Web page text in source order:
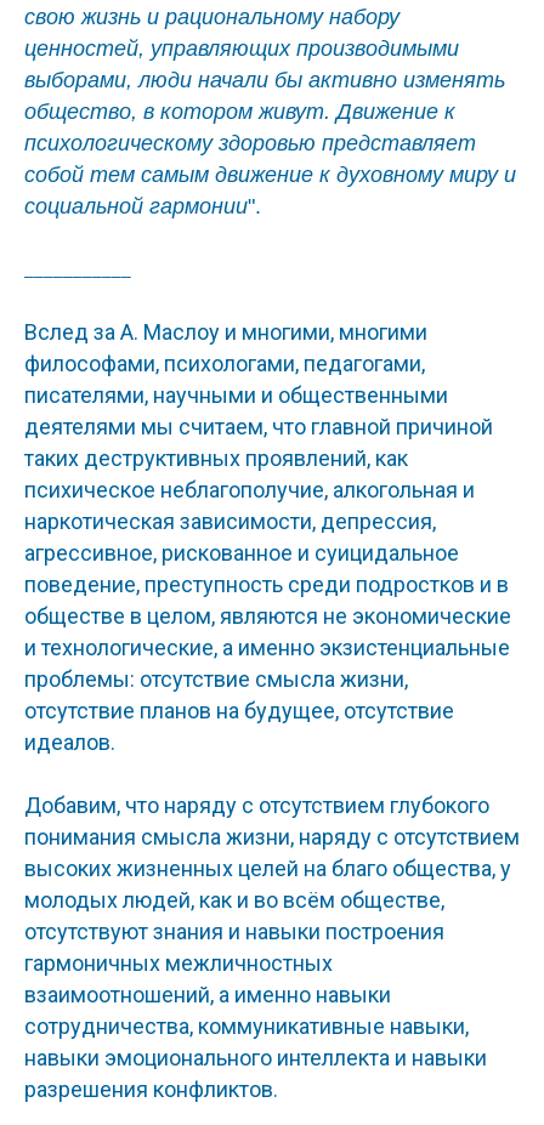
свою жизнь и рациональному набору
ценностей, управляющих производимыми
выборами, люди начали бы активно изменять
общество, в котором живут. Движение к
психологическому здоровью представляет
собой тем самым движение к духовному миру и
социальной гармонии".
Вслед за А. Маслоу и многими, многими
философами, психологами, педагогами,
писателями, научными и общественными
деятелями мы считаем, что главной причиной
таких деструктивных проявлений, как
психическое неблагополучие, алкогольная и
наркотическая зависимости, депрессия,
агрессивное, рискованное и суицидальное
поведение, преступность среди подростков и в
обществе в целом, являются не экономические
и технологические, а именно экзистенциальные
проблемы: отсутствие смысла жизни,
отсутствие планов на будущее, отсутствие
идеалов.
Добавим, что наряду с отсутствием глубокого
понимания смысла жизни, наряду с отсутствием
высоких жизненных целей на благо общества, у
молодых людей, как и во всём обществе,
отсутствуют знания и навыки построения
гармоничных межличностных
взаимоотношений, а именно навыки
сотрудничества, коммуникативные навыки,
навыки эмоционального интеллекта и навыки
разрешения конфликтов.